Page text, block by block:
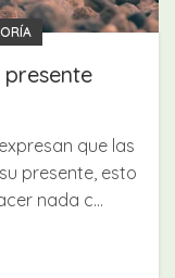
que las
presente, esto
nada c...